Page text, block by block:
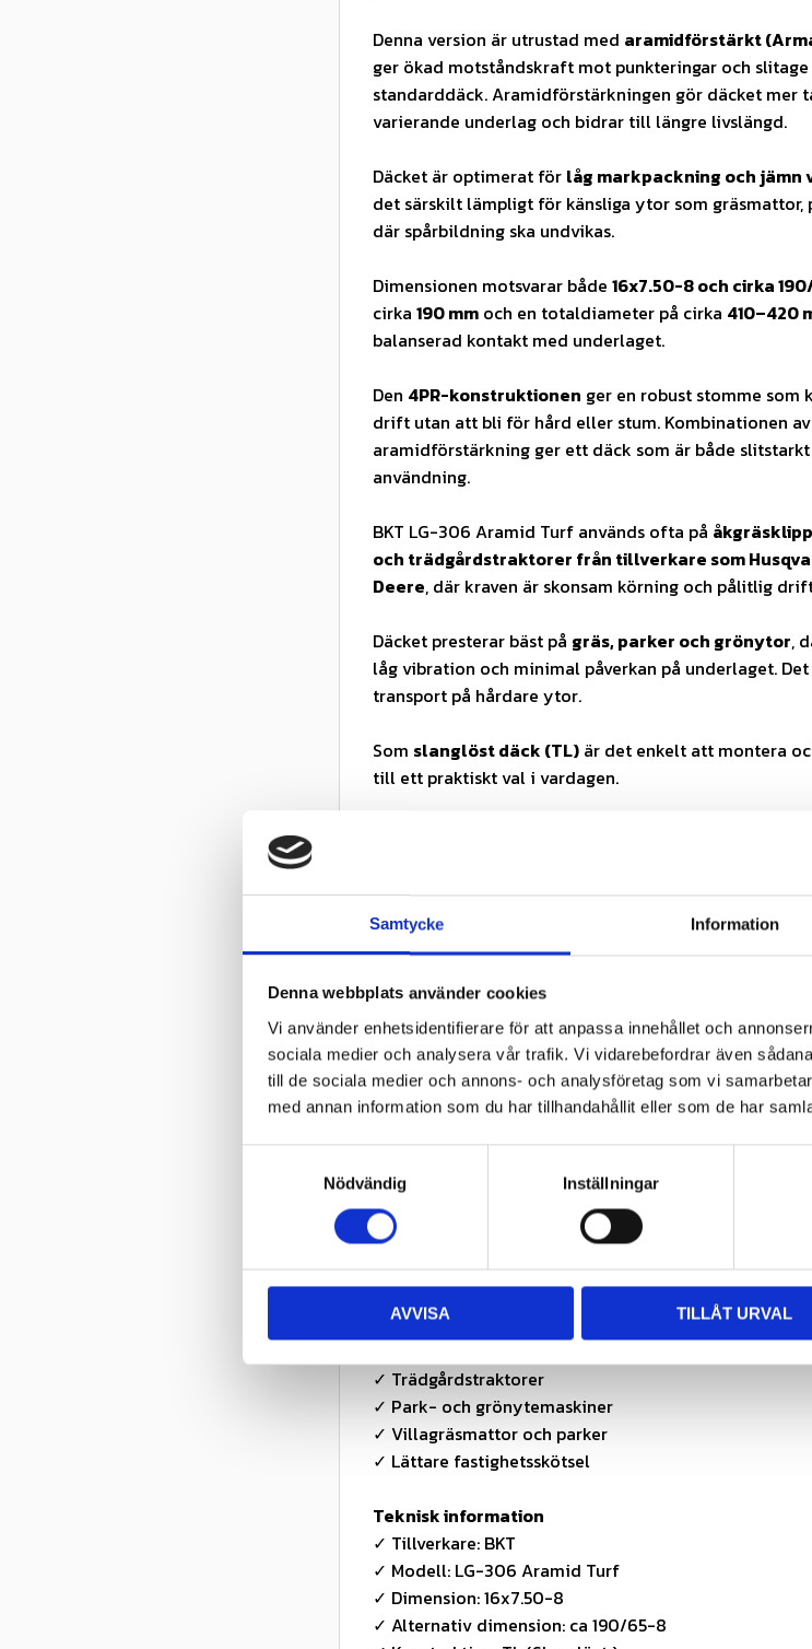
Samtycke Information
Denna webbplats använder cookies
Vi använder enhetsidentifierare för att anpassa innehållet och
sociala medier och analysera vår trafik. Vi vidarebefordrar även
till de sociala medier och annons- och analysföretag som vi
med annan information som du har tillhandahållit eller som de har
s
Nödvändig Inställningar
AVVISA TILLÅT URVAL
Denna version är utrustad med aramidförstärkt
ger ökad motståndskraft mot punkteringar och
standarddäck. Aramidförstärkningen gör däcket mer
varierande underlag och bidrar till längre livslängd.
Däcket är optimerat för låg markpackning och
det särskilt lämpligt för känsliga ytor som
där spårbildning ska undvikas.
Dimensionen motsvarar både 16x7.50-8 och cirka
cirka 190 mm och en totaldiameter på cirka 410–420
balanserad kontakt med underlaget.
Den 4PR-konstruktionen ger en robust stomme
drift utan att bli för hård eller stum. Kombinationen av
aramidförstärkning ger ett däck som är både
användning.
BKT LG-306 Aramid Turf används ofta på
och trädgårdstraktorer från tillverkare som
Deere, där kraven är skonsam körning och pålitlig
Däcket presterar bäst på gräs, parker och grönytor,
låg vibration och minimal påverkan på underlaget.
transport på hårdare ytor.
Som slanglöst däck (TL) är det enkelt att montera
till ett praktiskt val i vardagen.
Köp BKT LG-306 Aramid Turf 16x7.50-8 hos
OBS:Produkten avser ett däck (1 st). Fälg ingår ej.
avser inte nödvändigtvis exakt storlek.
Egenskaper
✓ Jämn gång – stabil körning
✓ Bra balans mellan komfort och hållbarhet
✓ 4PR – robust konstruktion
✓ Slanglöst (TL) – enkel montering
Användningsområde
✓ Trädgårdstraktorer
✓ Park- och grönytemaskiner
✓ Villagräsmattor och parker
✓ Lättare fastighetsskötsel
Teknisk information
✓ Tillverkare: BKT
✓ Modell: LG-306 Aramid Turf
✓ Dimension: 16x7.50-8
✓ Alternativ dimension: ca 190/65-8